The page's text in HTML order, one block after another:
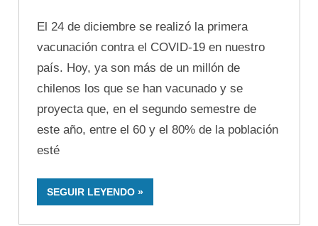
El 24 de diciembre se realizó la primera
vacunación contra el COVID-19 en nuestro
país. Hoy, ya son más de un millón de
chilenos los que se han vacunado y se
proyecta que, en el segundo semestre de
este año, entre el 60 y el 80% de la población
esté
SEGUIR LEYENDO